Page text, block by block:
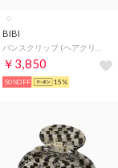
BIBI
￥3,850
50%OFF 15%